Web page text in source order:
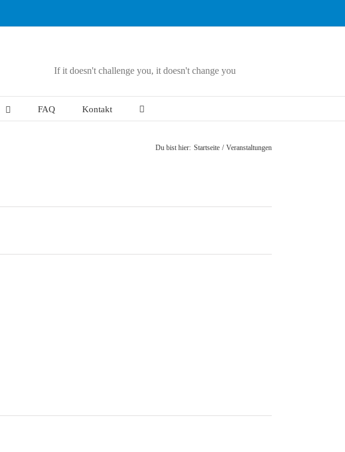
If it doesn't challenge you, it doesn't change you
FAQ Kontakt
Du bist hier: Startseite Veranstaltungen